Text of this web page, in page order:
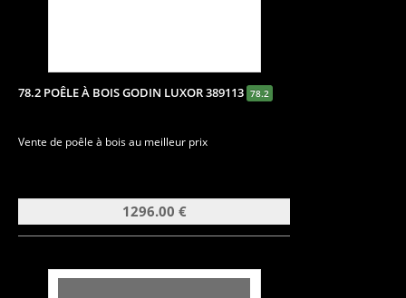
78.2 POÊLE À BOIS GODIN LUXOR 389113 78.2
Vente de poêle à bois au meilleur prix
1296.00 €